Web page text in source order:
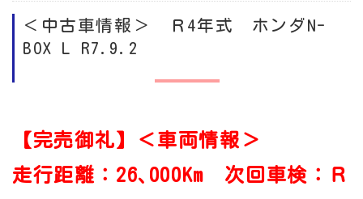
＜中古車情報＞ Ｒ4年式 ホンダN-
BOX L R7.9.2
【完売御礼】＜車両情報＞
走行距離：26､000Km 次回車検：Ｒ